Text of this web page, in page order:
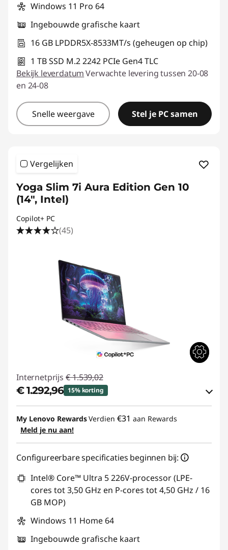
Windows 11 Pro 64
Ingebouwde grafische kaart
16 GB LPDDR5X-8533MT/s (geheugen op chip)
1 TB SSD M.2 2242 PCIe Gen4 TLC
Bekijk leverdatumVerwachte levering tussen 20-08
en 24-08
Snelle weergave Stel je PC samen
Vergelijken
Yoga Slim 7i Aura Edition Gen 10
(14", Intel)
Copilot+ PC
(45)
Internetprijs € 1.539,02
€ 1.292,96 15% korting
eCoupon-besparingen :-€ 246,06
eCoupon gebruiken :
My Lenovo RewardsVerdien €31 aan Rewards
Meld je nu aan!
Configureerbare specificaties beginnen bij:
Intel® Core™ Ultra 5 226V-processor (LPE-
cores tot 3,50 GHz en P-cores tot 4,50 GHz / 16
GB MOP)
Windows 11 Home 64
Ingebouwde grafische kaart